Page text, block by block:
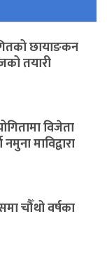
छायाङकन
तयारी
विजेता
माविद्वारा
चौँथो वर्षका